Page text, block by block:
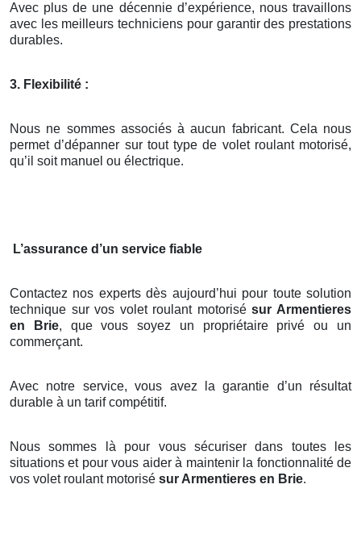
Avec plus de une décennie d’expérience, nous travaillons
avec les meilleurs techniciens pour garantir des prestations
durables.
3. Flexibilité :
Nous ne sommes associés à aucun fabricant. Cela nous
permet d’dépanner sur tout type de volet roulant motorisé,
qu’il soit manuel ou électrique.
L’assurance d’un service fiable
Contactez nos experts dès aujourd’hui pour toute solution
technique sur vos volet roulant motorisésur Armentieres
en Brie, que vous soyez un propriétaire privé ou un
commerçant.
Avec notre service, vous avez la garantie d’un résultat
durable à un tarif compétitif.
Nous sommes là pour vous sécuriser dans toutes les
situations et pour vous aider à maintenir la fonctionnalité de
vos volet roulant motorisé sur Armentieres en Brie.